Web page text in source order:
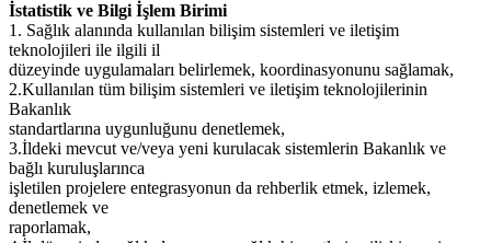
İstatistik ve Bilgi İşlem Birimi
1. Sağlık alanında kullanılan bilişim sistemleri ve iletişim
teknolojileri ile ilgili il
düzeyinde uygulamaları belirlemek, koordinasyonunu sağlamak,
2.Kullanılan tüm bilişim sistemleri ve iletişim teknolojilerinin
Bakanlık
standartlarına uygunluğunu denetlemek,
3.İldeki mevcut ve/veya yeni kurulacak sistemlerin Bakanlık ve
bağlı kuruluşlarınca
işletilen projelere entegrasyonun da rehberlik etmek, izlemek,
denetlemek ve
raporlamak,